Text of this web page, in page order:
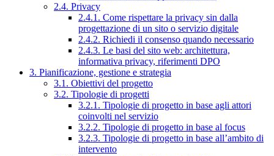
2.4. Privacy
2.4.1. Come rispettare la privacy sin dalla
progettazione di un sito o servizio digitale
2.4.2. Richiedi il consenso quando necessario
2.4.3. Le basi del sito web: architettura,
informativa privacy, riferimenti DPO
3. Pianificazione, gestione e strategia
3.1. Obiettivi del progetto
3.2. Tipologie di progetti
3.2.1. Tipologie di progetto in base agli attori
coinvolti nel servizio
3.2.2. Tipologie di progetto in base al focus
3.2.3. Tipologie di progetto in base all’ambito di
intervento